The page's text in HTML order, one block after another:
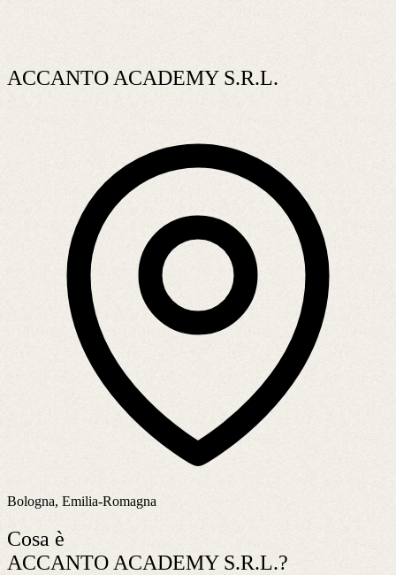
ACCANTO ACADEMY S.R.L.
Bologna, Emilia-Romagna
Cosa è
ACCANTO ACADEMY S.R.L.?